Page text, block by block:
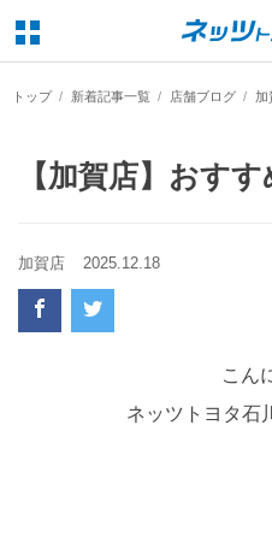
トップ 新着記事一覧 店舗ブログ 加
【加賀店】おす
加賀店 2025.12.18
こん
ネッツトヨタ石